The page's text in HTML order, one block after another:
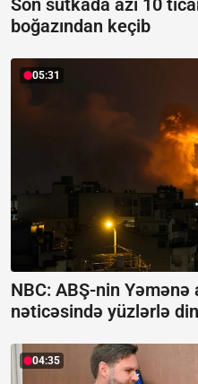
boğazından keçib
05:31
NBC: ABŞ-nin
nəticəsində yüzlərlə
04:35